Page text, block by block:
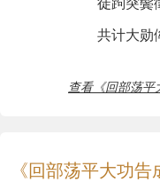
徒跔突鬓
共计大勋
查看《回部荡平
《回部荡平大功